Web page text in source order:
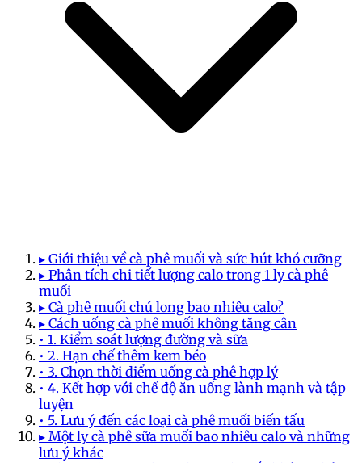
▸ Giới thiệu về cà phê muối và sức hút khó cưỡng
▸ Phân tích chi tiết lượng calo trong 1 ly cà phê
muối
▸ Cà phê muối chú long bao nhiêu calo?
▸ Cách uống cà phê muối không tăng cân
• 1. Kiểm soát lượng đường và sữa
• 2. Hạn chế thêm kem béo
• 3. Chọn thời điểm uống cà phê hợp lý
• 4. Kết hợp với chế độ ăn uống lành mạnh và tập
luyện
• 5. Lưu ý đến các loại cà phê muối biến tấu
▸ Một ly cà phê sữa muối bao nhiêu calo và những
lưu ý khác